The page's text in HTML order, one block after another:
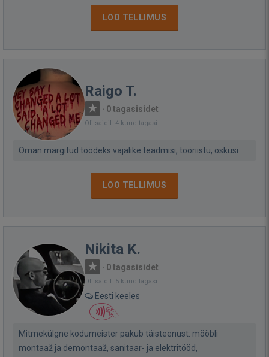
LOO TELLIMUS
Raigo T.
· 0 tagasisidet
Oli saidil: 4 kuud tagasi
Oman märgitud töödeks vajalike teadmisi, tööriistu, oskusi .
LOO TELLIMUS
Nikita K.
· 0 tagasisidet
Oli saidil: 5 kuud tagasi
Eesti keeles
Mitmekülgne kodumeister pakub täisteenust: mööbli
montaaž ja demontaaž, sanitaar- ja elektritööd,